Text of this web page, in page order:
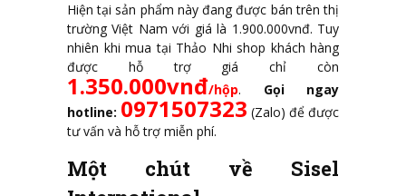
Hiện tại sản phẩm này đang được bán trên thị
trường Việt Nam với giá là 1.900.000vnđ. Tuy
nhiên khi mua tại Thảo Nhi shop khách hàng
được hỗ trợ giá chỉ còn
1.350.000vnđ/hộp. Gọi ngay
hotline: 0971507323 (Zalo) để được
tư vấn và hỗ trợ miễn phí.
Một chút về Sisel